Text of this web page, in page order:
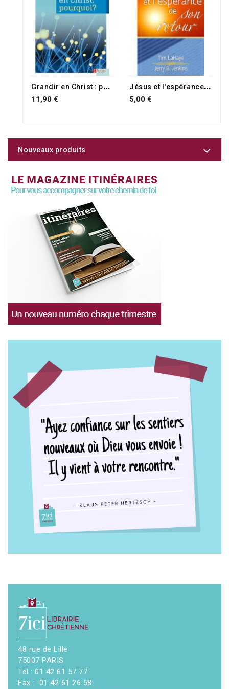
G
randir en Christ : pourquoi ?
11,90 €
J
ésus et l'espérance de son retour
5,00 €
Nouveaux produits
48 rue de Lille
75007 PARIS
Tel : 01 42 61 57 77
Fax : 01 42 61 26 58